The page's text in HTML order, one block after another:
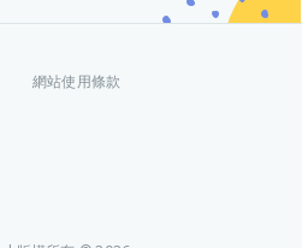
網站使用條款